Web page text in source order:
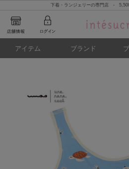
下着・ランジェリーの専門店 -
アイテム ブランド